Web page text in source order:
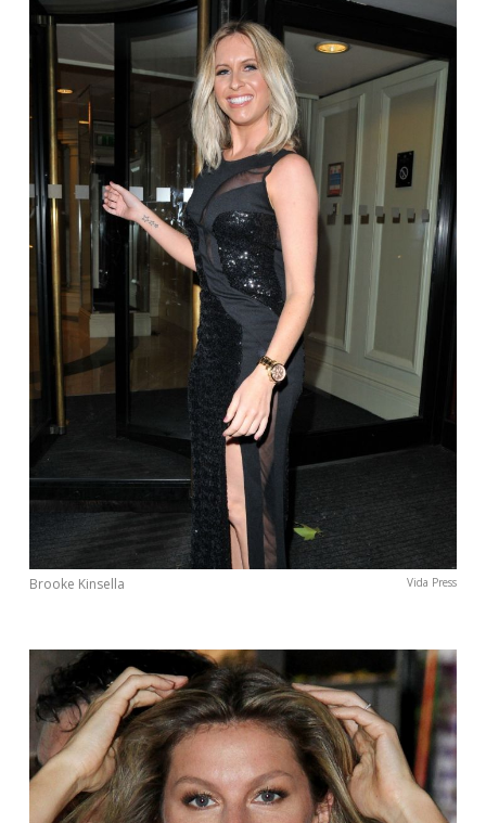
ORAI
ĮDOMYBĖS
ISTORIJA
KNYGOS
INTERJERAS
NAMAI
VIRTUVĖ
RECEPTAI
VAIKAI
NELAIMĖS
PRIVATUMO POLITIKA
Sekite mus:
Brooke Kinsella Vida Press